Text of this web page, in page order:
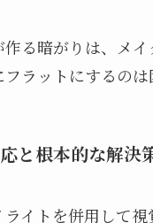
る暗がりは、メイ
ラットにするのは
と根本的な解決
イトを併用して視